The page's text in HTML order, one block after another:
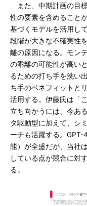
また、中期計画の目
性の要素を含めること
基づくモデルを活用し
段階が大きな不確実性
離の原因になる。モン
の乖離の可能性が高い
るための打ち手を洗い
ち手のベネフィットと
活用する。伊藤氏は「
立ち向かうには、今あ
タ駆動型に加えて、シ
ーチも活躍する。GPT-
能）が全盛だが、当社
している点が競合に対
る。